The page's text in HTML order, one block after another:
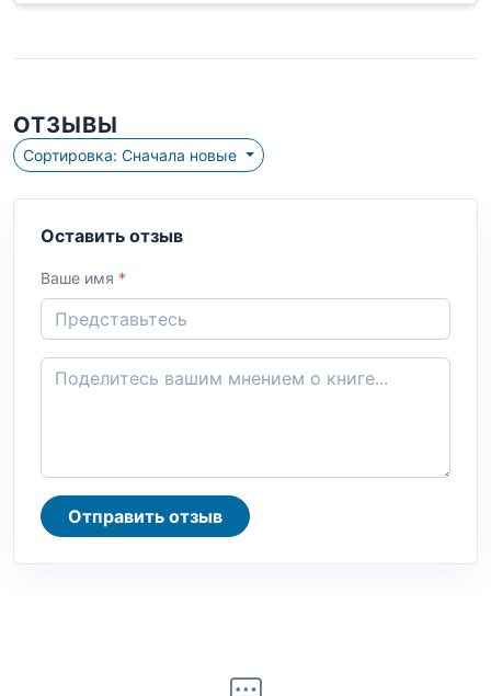
ОТЗЫВЫ
Сортировка: Сначала новые
Оставить отзыв
Ваше имя *
Отправить отзыв